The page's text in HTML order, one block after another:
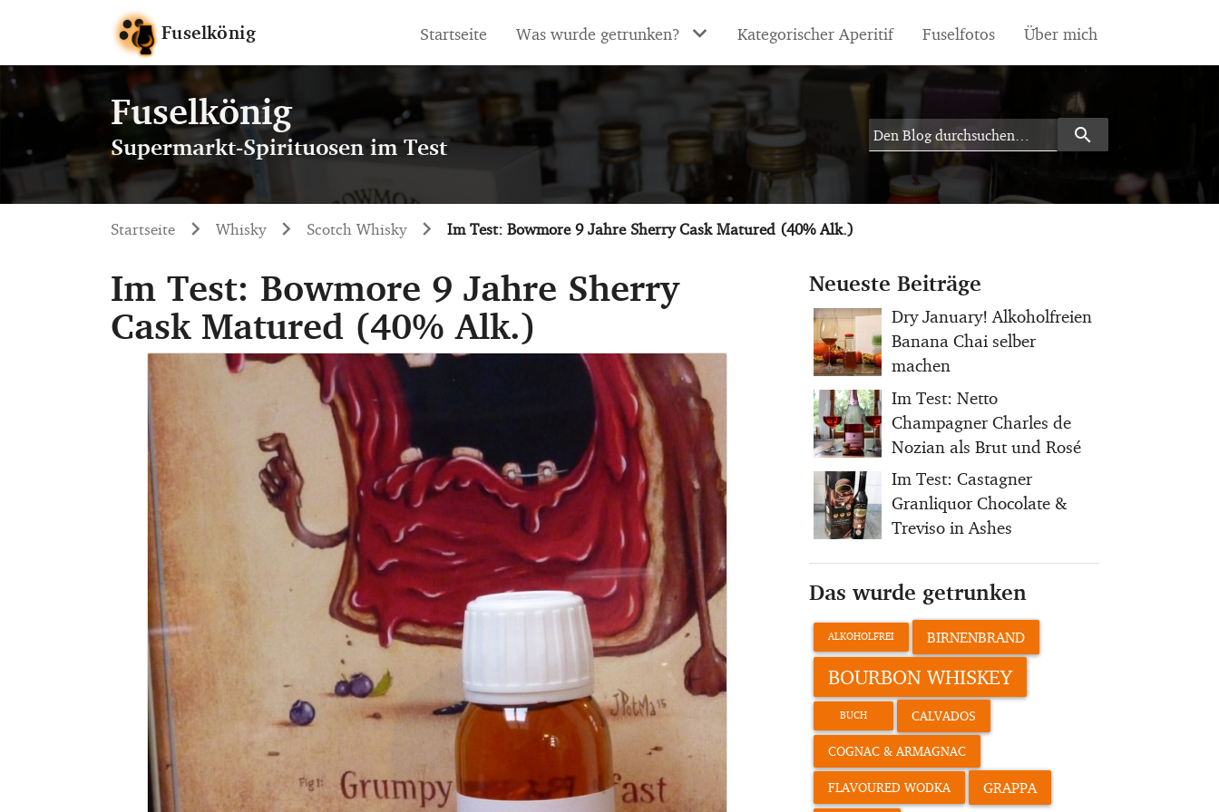
Fuselkönig Startseite Was wurde getrunken? Kategorischer Aperitif Fuselfotos Über mich
Fuselkönig
Supermarkt-Spirituosen im Test Search search
Startseite Whisky Scotch Whisky Im Test: Bowmore 9 Jahre Sherry Cask Matured (40% Alk.)
Im Test: Bowmore 9 Jahre Sherry
Cask Matured (40% Alk.)
Neueste Beiträge
Dry January! Alkoholfreien
Banana Chai selber
machen
Im Test: Netto
Champagner Charles de
Nozian als Brut und Rosé
Im Test: Castagner
Granliquor Chocolate &
Treviso in Ashes
Das wurde getrunken
ALKOHOLFREI BIRNENBRAND
BOURBON WHISKEY
BUCH CALVADOS
COGNAC & ARMAGNAC
FLAVOURED WODKA GRAPPA